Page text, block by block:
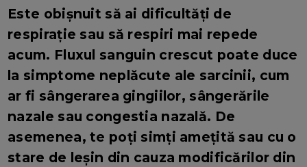
Este obișnuit să ai dificultăți de
respirație sau să respiri mai repede
acum. Fluxul sanguin crescut poate duce
la simptome neplăcute ale sarcinii, cum
ar fi sângerarea gingiilor, sângerările
nazale sau congestia nazală. De
asemenea, te poți simți amețită sau cu o
stare de leșin din cauza modificărilor din